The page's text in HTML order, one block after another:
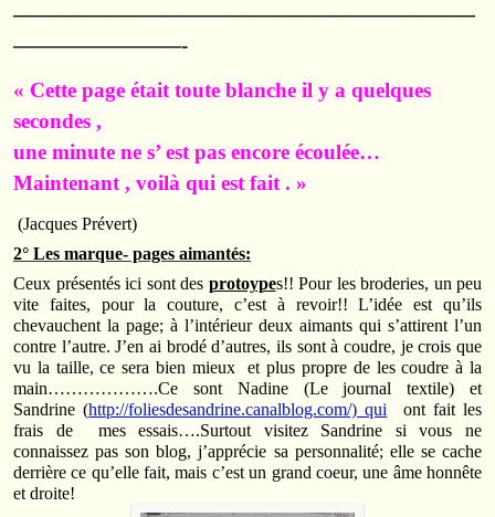
——————————————————————
————————-
« Cette page était toute blanche il y a quelques
secondes ,
une minute ne s’ est pas encore écoulée…
Maintenant , voilà qui est fait . »
(Jacques Prévert)
2° Les marque- pages aimantés:
Ceux présentés ici sont des protoypes!! Pour les broderies, un peu
vite faites, pour la couture, c’est à revoir!! L’idée est qu’ils
chevauchent la page; à l’intérieur deux aimants qui s’attirent l’un
contre l’autre. J’en ai brodé d’autres, ils sont à coudre, je crois que
vu la taille, ce sera bien mieux et plus propre de les coudre à la
main……………….Ce sont Nadine (Le journal textile) et
Sandrine (http://foliesdesandrine.canalblog.com/) qui ont fait les
frais de mes essais….Surtout visitez Sandrine si vous ne
connaissez pas son blog, j’apprécie sa personnalité; elle se cache
derrière ce qu’elle fait, mais c’est un grand coeur, une âme honnête
et droite!